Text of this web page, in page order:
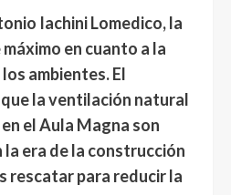
Iachini Lomedico, la
en cuanto a la
ambientes. El
la ventilación natural
el Aula Magna son
la era de la construcción
rescatar para reducir la